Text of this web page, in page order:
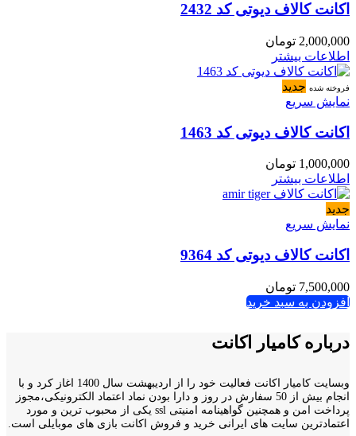
اکانت کالاف دیوتی کد 2432
2,000,000 تومان
اطلاعات بیشتر
فروخته شده جدید
نمایش سریع
اکانت کالاف دیوتی کد 1463
1,000,000 تومان
اطلاعات بیشتر
جدید
نمایش سریع
اکانت کالاف دیوتی کد 9364
7,500,000 تومان
افزودن به سبد خرید
درباره کامیار اکانت
وبسایت کامیار اکانت فعالیت خود را از اردیبهشت سال 1400 اغاز کرد و با
انجام بیش از 50 سفارش در روز و دارا بودن نماد اعتماد الکترونیکی،مجوز
پرداخت امن و همچنین گواهینامه امنیتی ssl یکی از محبوب ترین و مورد
اعتمادترین سایت های ایرانی خرید و فروش اکانت بازی های موبایلی است.